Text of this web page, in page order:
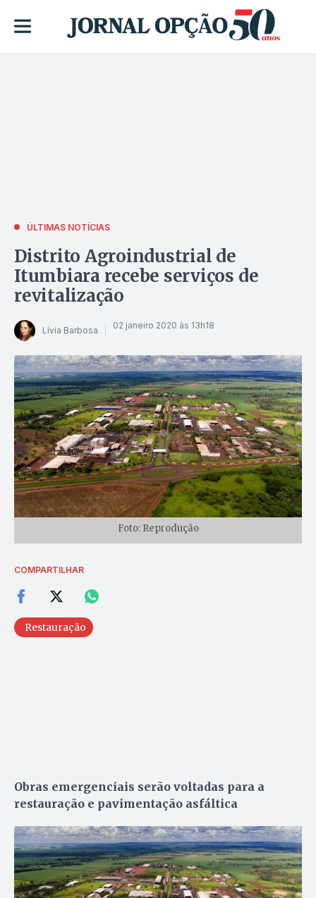
ÚLTIMAS NOTÍCIAS
Distrito Agroindustrial de
Itumbiara recebe serviços de
revitalização
Lívia Barbosa 02 janeiro 2020 às 13h18
Foto: Reprodução
COMPARTILHAR
Restauração
Obras emergenciais serão voltadas para a
restauração e pavimentação asfáltica